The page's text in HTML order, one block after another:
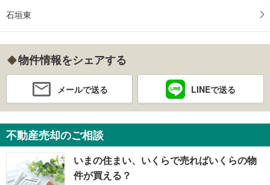
石垣東
物件情報をシェアする
メールで送る LINEで送る
不動産売却のご相談
いまの住まい、いくらで売ればいくらの物
件が買える？